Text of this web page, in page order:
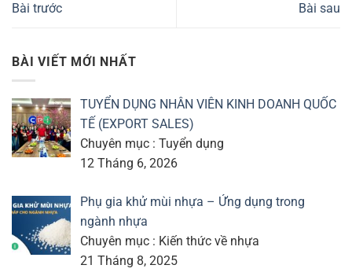
Bài trước Bài sau
BÀI VIẾT MỚI NHẤT
TUYỂN DỤNG NHÂN VIÊN KINH DOANH QUỐC
TẾ (EXPORT SALES)
Chuyên mục : Tuyển dụng
12 Tháng 6, 2026
Phụ gia khử mùi nhựa – Ứng dụng trong
ngành nhựa
Chuyên mục : Kiến thức về nhựa
21 Tháng 8, 2025